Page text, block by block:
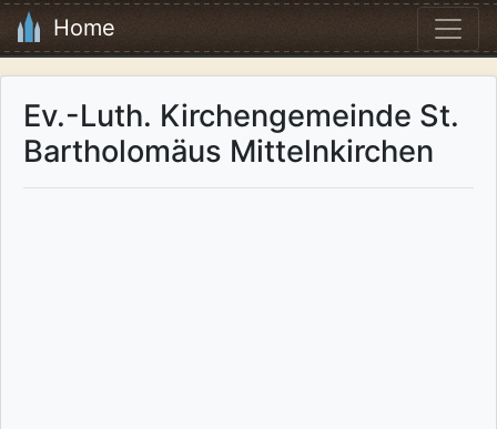
Home
Ev.-Luth. Kirchengemeinde St.
Bartholomäus Mittelnkirchen